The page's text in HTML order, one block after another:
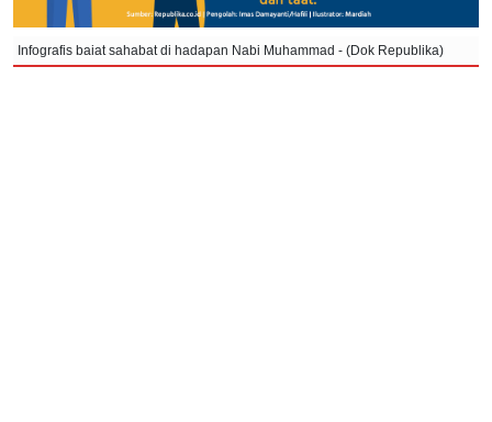
Infografis baiat sahabat di hadapan Nabi Muhammad - (Dok Republika)